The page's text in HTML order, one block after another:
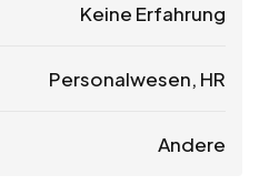
Keine Erfahrung
Personalwesen, HR
Andere